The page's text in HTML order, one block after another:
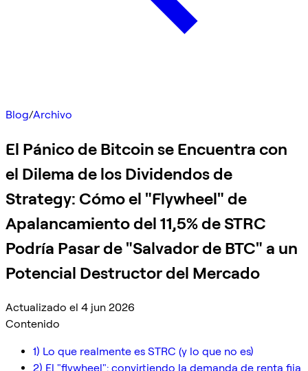
Blog/Archivo
El Pánico de Bitcoin se Encuentra con
el Dilema de los Dividendos de
Strategy: Cómo el "Flywheel" de
Apalancamiento del 11,5% de STRC
Podría Pasar de "Salvador de BTC" a un
Potencial Destructor del Mercado
Actualizado el 4 jun 2026
Contenido
1) Lo que realmente es STRC (y lo que no es)
2) El "flywheel": convirtiendo la demanda de renta fija